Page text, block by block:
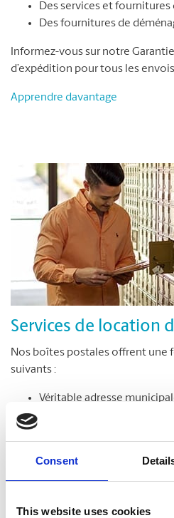
Consent
This website uses cookies
Des services et fournitures
Des fournitures de
Informez-vous sur notre
d’expédition pour tous les envois
Apprendre davantage
Services de location
Nos boîtes postales offrent une
suivants :
Véritable adresse
Réception de colis livrés
Accès sécuritaire à votre
jour et nuit*